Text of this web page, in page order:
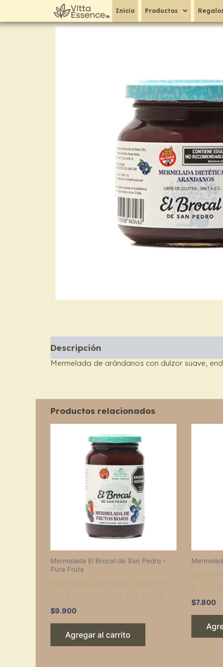
Inicio Productos
Descripción
Mermelada de arándanos con dulzor suave,
Productos relacionados
Mermelada El Brocal de San Pedro -
Pura Fruta
$9.900
Agregar al carrito
$7.800